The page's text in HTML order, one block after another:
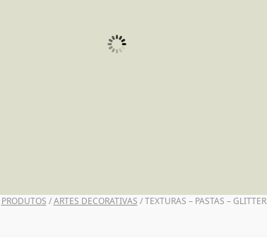
PRODUTOS /ARTES DECORATIVAS / TEXTURAS – PASTAS – GLITTER